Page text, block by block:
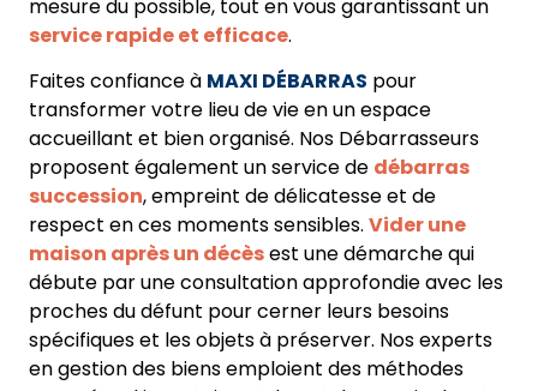
mesure du possible, tout en vous garantissant un
service rapide et efficace.
Faites confiance à MAXI DÉBARRAS pour
transformer votre lieu de vie en un espace
accueillant et bien organisé. Nos Débarrasseurs
proposent également un service de débarras
succession, empreint de délicatesse et de
respect en ces moments sensibles. Vider une
maison après un décèsest une démarche qui
débute par une consultation approfondie avec les
proches du défunt pour cerner leurs besoins
spécifiques et les objets à préserver. Nos experts
en gestion des biens emploient des méthodes